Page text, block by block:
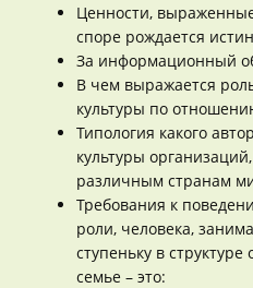
Ценности,
споре рождается
За информационный
В чем выражается
культуры по
Типология какого
культуры
различным странам
Требования к
роли, человека,
ступеньку в
семье – это: